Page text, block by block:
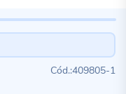
409805-1